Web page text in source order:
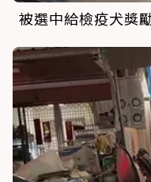
被選中給檢疫犬獎